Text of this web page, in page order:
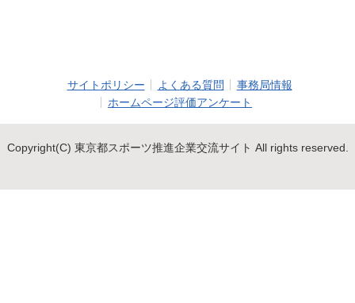
サイトポリシー よくある質問
事務局情報
ホームページ評価アンケート
Copyright(C) 東京都スポーツ推進企業交流サイト All rights reserved.